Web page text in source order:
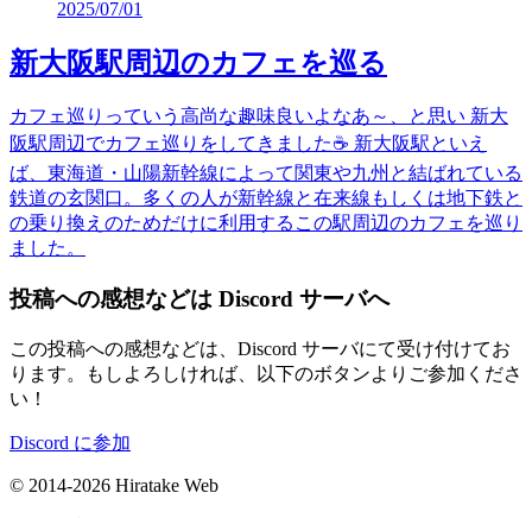
2025/07/01
新大阪駅周辺のカフェを巡る
カフェ巡りっていう高尚な趣味良いよなあ～、と思い 新大
阪駅周辺でカフェ巡りをしてきました☕️ 新大阪駅といえ
ば、東海道・山陽新幹線によって関東や九州と結ばれている
鉄道の玄関口。多くの人が新幹線と在来線もしくは地下鉄と
の乗り換えのためだけに利用するこの駅周辺のカフェを巡り
ました。
投稿への感想などは Discord サーバへ
この投稿への感想などは、Discord サーバにて受け付けてお
ります。もしよろしければ、以下のボタンよりご参加くださ
い！
Discord に参加
© 2014-2026 Hiratake Web